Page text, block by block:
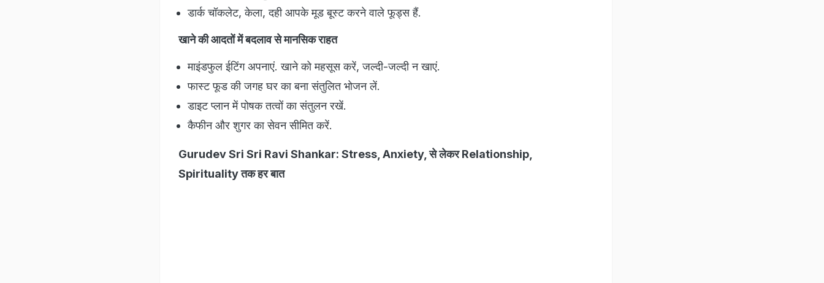
डार्क चॉकलेट, केला, दही आपके मूड बूस्ट करने वाले फूड्स हैं.
खाने की आदतों में बदलाव से मानसिक राहत
माइंडफुल ईटिंग अपनाएं. खाने को महसूस करें, जल्दी-जल्दी न खाएं.
फास्ट फूड की जगह घर का बना संतुलित भोजन लें.
डाइट प्लान में पोषक तत्वों का संतुलन रखें.
कैफीन और शुगर का सेवन सीमित करें.
Gurudev Sri Sri Ravi Shankar: Stress, Anxiety, से लेकर Relationship,
Spirituality तक हर बात